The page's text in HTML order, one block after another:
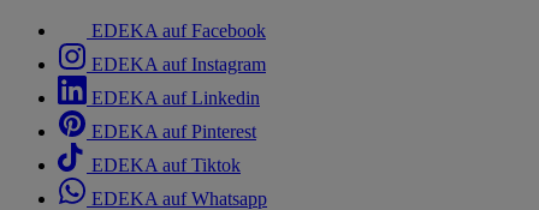
EDEKA auf Facebook
EDEKA auf Instagram
EDEKA auf Linkedin
EDEKA auf Pinterest
EDEKA auf Tiktok
EDEKA auf Whatsapp